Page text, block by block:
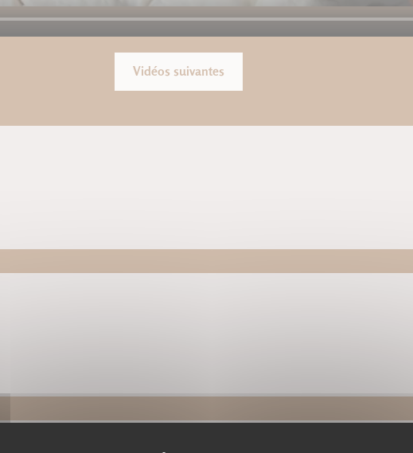
Vidéos suivantes